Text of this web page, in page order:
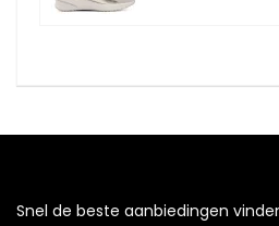
Snel de beste aanbiedingen